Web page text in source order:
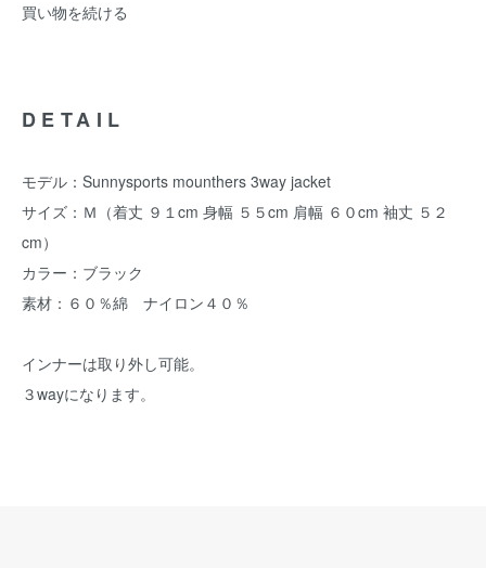
買い物を続ける
DETAIL
モデル：Sunnysports mounthers 3way jacket
サイズ：Ｍ（着丈 ９１cm 身幅 ５５cm 肩幅 ６０cm 袖丈 ５２
cm）
カラー：ブラック
素材：６０％綿 ナイロン４０％
インナーは取り外し可能。
３wayになります。